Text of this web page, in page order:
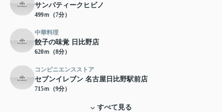
サンパティークヒビノ
499ｍ（7分）
中華料理
餃子の味覚 日比野店
620ｍ（8分）
コンビニエンスストア
セブンイレブン 名古屋日比野駅前店
715ｍ（9分）
すべて見る